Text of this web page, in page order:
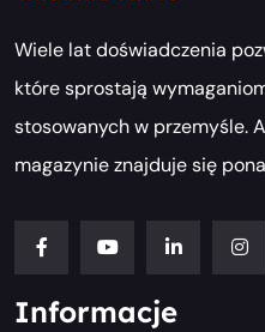
Wiele lat doświadczenia
które sprostają
stosowanych w przemyśle.
magazynie znajduje się
Informacje